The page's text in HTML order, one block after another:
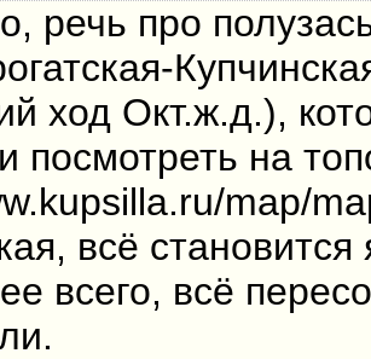
речь про
ход Окт.ж.д.),
посмотреть на
map/
всё
всего, всё